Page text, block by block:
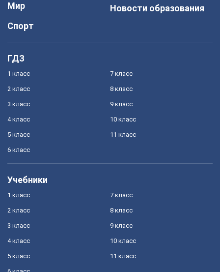
Мир
Спорт
Новости образования
ГДЗ
1 класс
2 класс
3 класс
4 класс
5 класс
6 класс
7 класс
8 класс
9 класс
10 класс
11 класс
Учебники
1 класс
2 класс
3 класс
4 класс
5 класс
7 класс
8 класс
9 класс
10 класс
11 класс